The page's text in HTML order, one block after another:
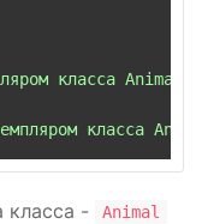
класса Animal
класса
класса - Animal